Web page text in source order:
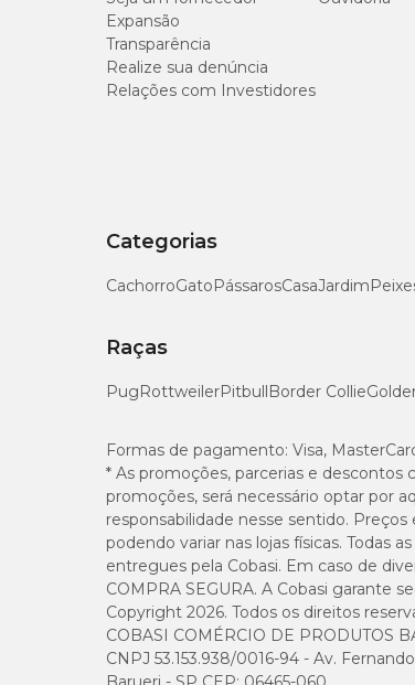
Expansão
Transparência
Realize sua denúncia
Relações com Investidores
Categorias
CachorroGatoPássarosCasaJardim
Raças
PugRottweilerPitbullBorder Collie
Formas de pagamento: Visa,
* As promoções, parcerias e
promoções, será necessário optar por
responsabilidade nesse sentido.
podendo variar nas lojas físicas. Todas
entregues pela Cobasi. Em caso de
COMPRA SEGURA. A Cobasi garante
Copyright 2026. Todos os direitos
COBASI COMÉRCIO DE PRODUTOS
CNPJ 53.153.938/0016-94 - Av.